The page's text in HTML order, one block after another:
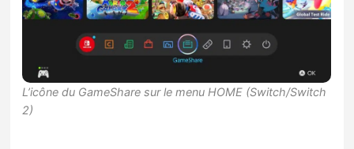
L’icône du GameShare sur le menu HOME (Switch/Switch
2)